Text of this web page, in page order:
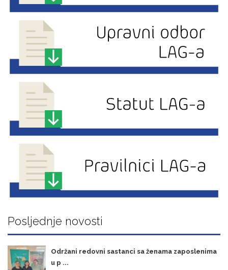
Posljednje novosti
Održani redovni sastanci sa ženama zaposlenima
u p ...